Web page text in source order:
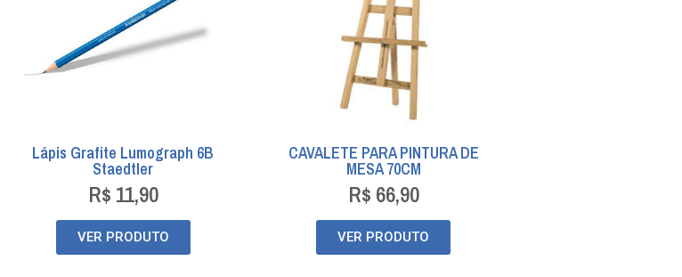
Lápis Grafite Lumograph 6B
Staedtler
R$ 11,90
VER PRODUTO
CAVALETE PARA PINTURA DE
MESA 70CM
R$ 66,90
VER PRODUTO